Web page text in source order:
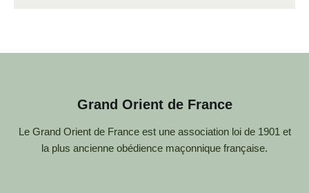
Grand Orient de France
Le Grand Orient de France est une association loi de 1901 et
la plus ancienne obédience maçonnique française.